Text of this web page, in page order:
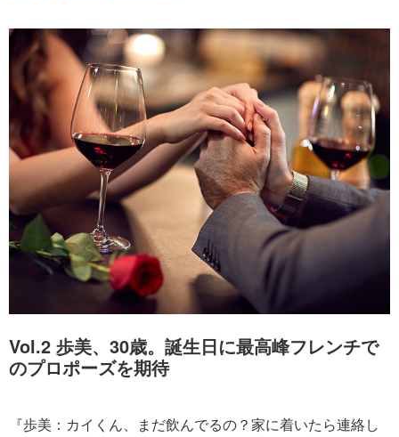
Vol.2 歩美、30歳。誕生日に最高峰フレンチで
のプロポーズを期待
『歩美：カイくん、まだ飲んでるの？家に着いたら連絡し